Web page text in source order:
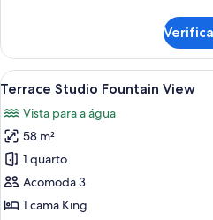
Studio
Carrega
todas
as
fotos
de
Terrace
Studio
5
Terrace Studio Fountain View
Vista para a água
58 m²
1 quarto
Acomoda 3
1 cama King